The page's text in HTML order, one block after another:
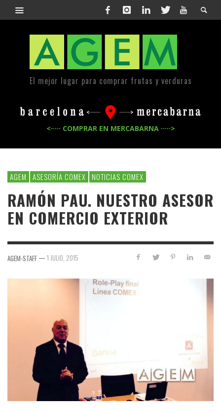
El mejor lugar para comprar frutas y verduras
<····· COMPRAR EN MERCABARNA ·····>
AGEM ASESORÍA COMEX NOTICIAS COMEX
RAMÓN PAU. NUESTRO ASESOR
EN COMERCIO EXTERIOR
AGEM-STAFF — 1 JULIO, 2015